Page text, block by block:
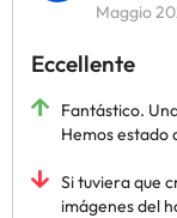
Maggio
Eccellente
Fantástico.
Hemos estado
Si tuviera que
imágenes del